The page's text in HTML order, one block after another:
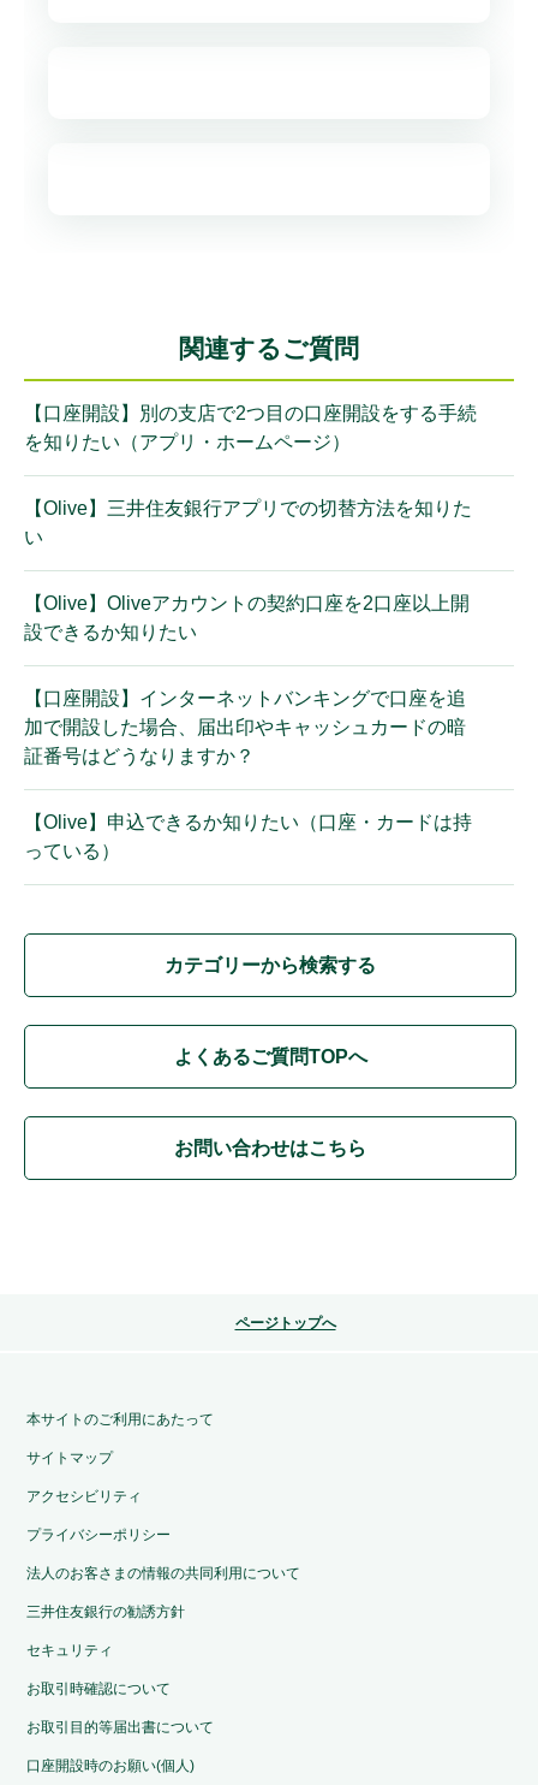
関連するご質問
【口座開設】別の支店で2つ目の口座開設をする手続
を知りたい（アプリ・ホームページ）
【Olive】三井住友銀行アプリでの切替方法を知りた
い
【Olive】Oliveアカウントの契約口座を2口座以上開
設できるか知りたい
【口座開設】インターネットバンキングで口座を追
加で開設した場合、届出印やキャッシュカードの暗
証番号はどうなりますか？
【Olive】申込できるか知りたい（口座・カードは持
っている）
カテゴリーから検索する
よくあるご質問TOPへ
お問い合わせはこちら
ページトップへ
本サイトのご利用にあたって
サイトマップ
アクセシビリティ
プライバシーポリシー
法人のお客さまの情報の共同利用について
三井住友銀行の勧誘方針
セキュリティ
お取引時確認について
お取引目的等届出書について
口座開設時のお願い(個人)